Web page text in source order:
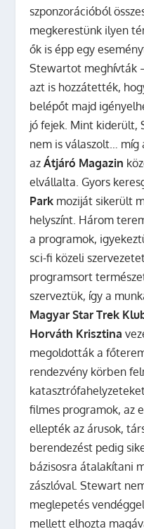
szponzorációból
megkerestünk ilyen
ők is épp egy
Stewartot meghívták
azt is hozzátették,
belépőt majd
jó fejek. Mint kiderült,
nem is válaszolt… míg
azÁtjáró Magazin
elvállalta. Gyors
Park moziját sikerült
helyszínt. Három
a programok,
sci-fi közeli
programsort
szerveztük, így a
Magyar Star Trek
Horváth Krisztina
megoldották a
rendezvény körben
filmes programok, az
ellepték az árusok,
berendezést pedig
bázisosra átalakítani
zászlóval. Stewart
meglepetés
mellett elhozta